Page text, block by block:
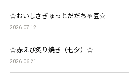
☆おいしさぎゅっとだだちゃ豆☆
2026.07.12
☆赤えび炙り焼き（七夕）☆
2026.06.21